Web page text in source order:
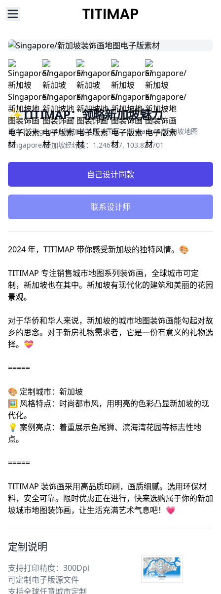
✨TITIMAP：领略新加坡魅力
Product information
城市：Singapore/新加坡地图 / 国家：Singapore/新加坡地图
Singapore/新加坡经纬度：1.246137, 103.827701
自己设计同款
联系设计师
2024 年，TITIMAP 带你感受新加坡的独特风情。🎨
TITIMAP 专注销售城市地图系列装饰画，全球城市可定
制，新加坡也在其中。新加坡有现代化的建筑和美丽的花园
景观。
对于华侨和华人来说，新加坡的城市地图装饰画能勾起对故
乡的思念。对于新房礼物需求者，它是一份有意义的礼物选
择。💝
=====
🎨 定制城市：新加坡
🖼️ 风格特点：时尚都市风，用明亮的色彩凸显新加坡的现
代化。
💡 案例亮点：着重展示鱼尾狮、滨海湾花园等标志性地
点。
=====
TITIMAP 装饰画采用高品质印刷，画质细腻。选用环保材
料，安全可靠。限时优惠正在进行，快来选购属于你的新加
坡城市地图装饰画，让生活充满艺术气息吧！💗
定制说明
支持打印精度：300Dpi
可定制电子版源文件
支持全球任意城市定制